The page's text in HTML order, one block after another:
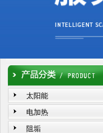
太阳能
电加热
阻垢